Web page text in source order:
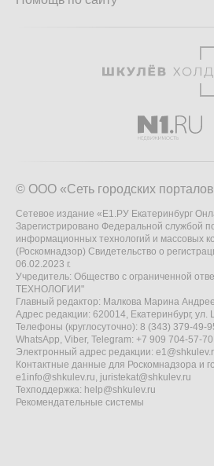
© ООО «Сеть городских
Сетевое издание «Е1.РУ Екатеринбург
Зарегистрировано Федеральной службой
информационных технологий и массовых
(Роскомнадзор) Свидетельство о
06.02.2023 г.
Учредитель: Общество с ограниченной
ТЕХНОЛОГИИ"
Главный редактор: Малкова Марина
Адрес редакции: 620014, Екатеринбург,
Телефоны (круглосуточно): 8 (343) 379-49-
WhatsApp, Viber, Telegram: +7 909 704-57-70
Электронный адрес редакции:
Контактные данные для Роскомнадзора и
e1info@shkulev.ru, juristekat@shkulev.ru
Техподдержка: help@shkulev.ru
Рекомендательные системы